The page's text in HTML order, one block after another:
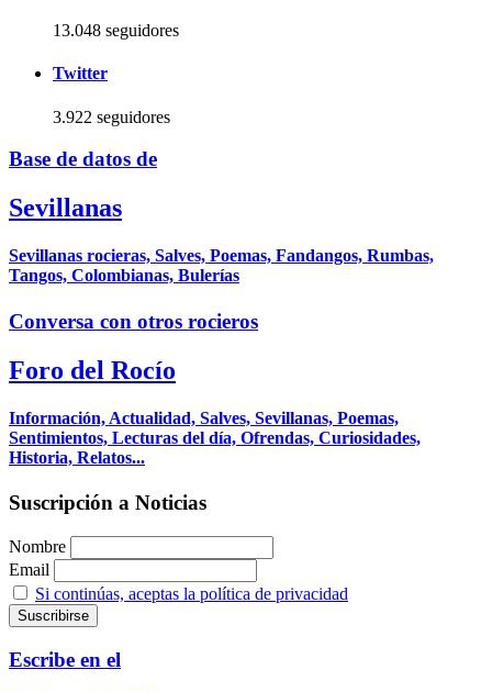
13.048 seguidores
Twitter
3.922 seguidores
Base de datos de
Sevillanas
Sevillanas rocieras, Salves, Poemas, Fandangos, Rumbas,
Tangos, Colombianas, Bulerías
Conversa con otros rocieros
Foro del Rocío
Información, Actualidad, Salves, Sevillanas, Poemas,
Sentimientos, Lecturas del día, Ofrendas, Curiosidades,
Historia, Relatos...
Suscripción a Noticias
Nombre
Email
Si continúas, aceptas la política de privacidad
Escribe en el